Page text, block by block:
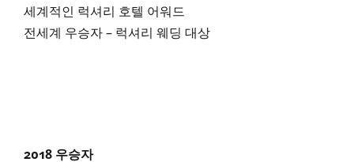
세계적인 럭셔리 호텔 어워드
전세계 우승자 – 럭셔리 웨딩 대상
2018 우승자